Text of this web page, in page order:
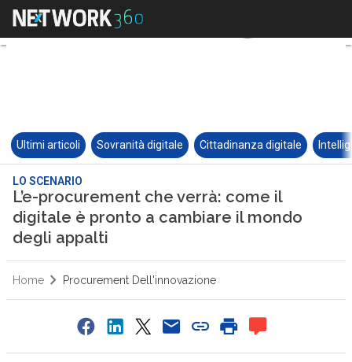
Ultimi articoli Sovranità digitale Cittadinanza digitale
LO SCENARIO
L’e-procurement che verrà: come il
digitale è pronto a cambiare il mondo
degli appalti
Home Procurement Dell'innovazione